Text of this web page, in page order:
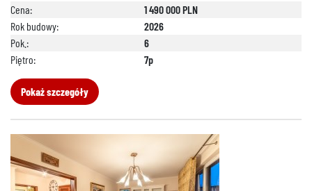
Cena:
1 490 000 PLN
Rok budowy:
2026
Pok.:
6
Piętro:
7p
Pokaż szczegóły